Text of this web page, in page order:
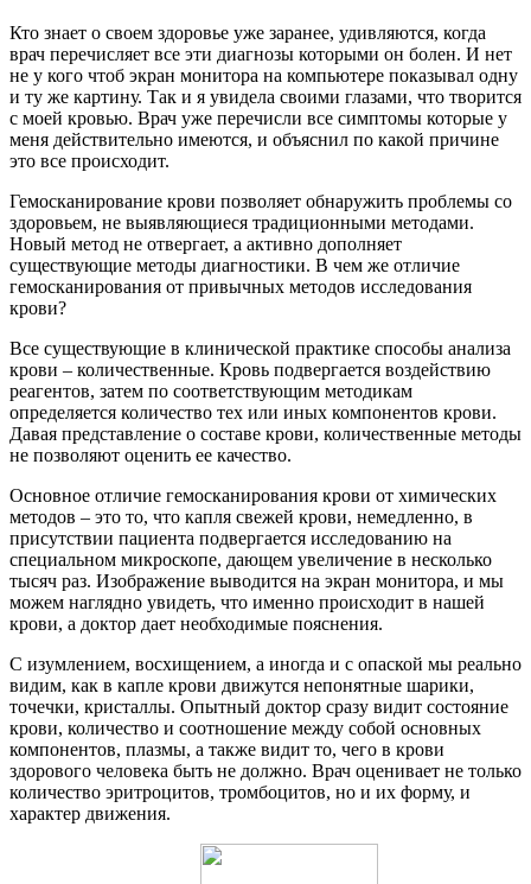
Кто знает о своем здоровье уже заранее, удивляются, когда
врач перечисляет все эти диагнозы которыми он болен. И нет
не у кого чтоб экран монитора на компьютере показывал одну
и ту же картину. Так и я увидела своими глазами, что творится
с моей кровью. Врач уже перечисли все симптомы которые у
меня действительно имеются, и объяснил по какой причине
это все происходит.
Гемосканирование крови позволяет обнаружить проблемы со
здоровьем, не выявляющиеся традиционными методами.
Новый метод не отвергает, а активно дополняет
существующие методы диагностики. В чем же отличие
гемосканирования от привычных методов исследования
крови?
Все существующие в клинической практике способы анализа
крови – количественные. Кровь подвергается воздействию
реагентов, затем по соответствующим методикам
определяется количество тех или иных компонентов крови.
Давая представление о составе крови, количественные методы
не позволяют оценить ее качество.
Основное отличие гемосканирования крови от химических
методов – это то, что капля свежей крови, немедленно, в
присутствии пациента подвергается исследованию на
специальном микроскопе, дающем увеличение в несколько
тысяч раз. Изображение выводится на экран монитора, и мы
можем наглядно увидеть, что именно происходит в нашей
крови, а доктор дает необходимые пояснения.
С изумлением, восхищением, а иногда и с опаской мы реально
видим, как в капле крови движутся непонятные шарики,
точечки, кристаллы. Опытный доктор сразу видит состояние
крови, количество и соотношение между собой основных
компонентов, плазмы, а также видит то, чего в крови
здорового человека быть не должно. Врач оценивает не только
количество эритроцитов, тромбоцитов, но и их форму, и
характер движения.